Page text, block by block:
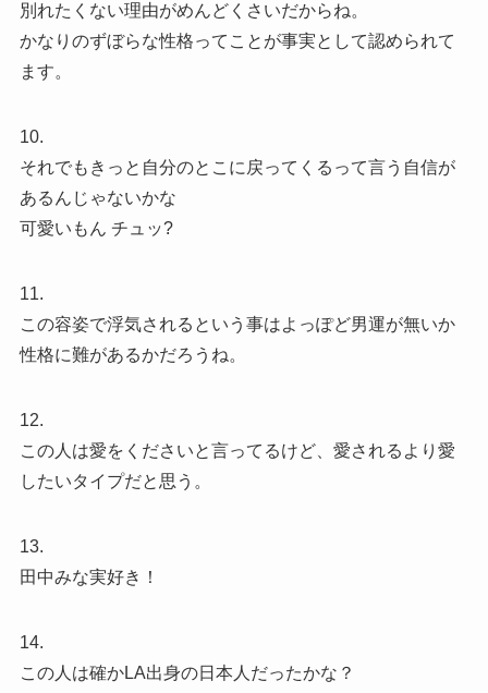
別れたくない理由がめんどくさいだからね。
かなりのずぼらな性格ってことが事実として認められて
ます。
10.
それでもきっと自分のとこに戻ってくるって言う自信が
あるんじゃないかな
可愛いもん チュッ?
11.
この容姿で浮気されるという事はよっぽど男運が無いか
性格に難があるかだろうね。
12.
この人は愛をくださいと言ってるけど、愛されるより愛
したいタイプだと思う。
13.
田中みな実好き！
14.
この人は確かLA出身の日本人だったかな？